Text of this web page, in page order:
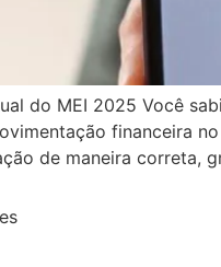
do MEI 2025 Você
financeira
de maneira correta,